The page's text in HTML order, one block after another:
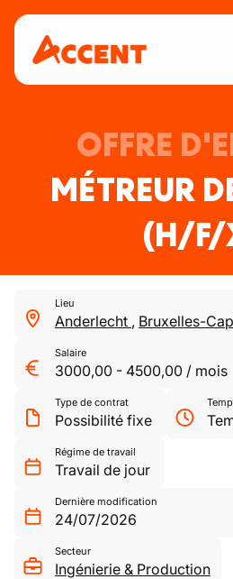
OFFRE
MÉTREUR
(H/F/
Lieu
Anderlecht , Bruxelles-
Salaire
3000,00 - 4500,00 / mois
Type de contrat
Possibilité fixe
Régime de travail
Travail de jour
Dernière modification
24/07/2026
Secteur
Ingénierie & Production